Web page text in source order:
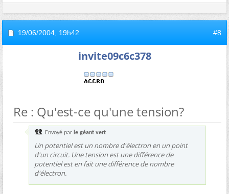
19/06/2004, 19h42 #8
invite09c6c378
Re : Qu'est-ce qu'une tension?
Envoyé par le géant vert
Un potentiel est un nombre d'électron en un point
d'un circuit. Une tension est une différence de
potentiel est en fait une différence de nombre
d'électron.